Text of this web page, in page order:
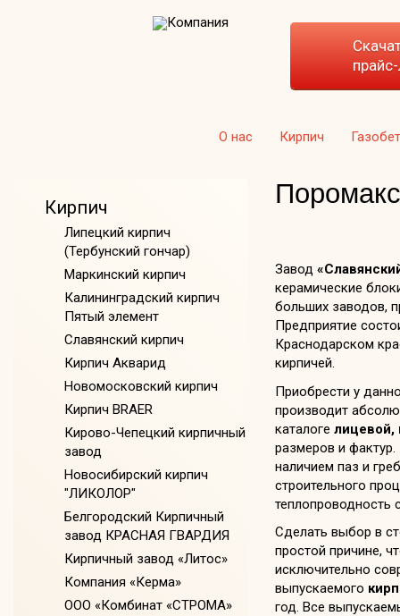
О нас Кирпич
Поромакс
Завод
керамические
больших заводов,
Предприятие
Краснодарском
кирпичей.
Приобрести у
производит
каталоге лицевой,
размеров и фактур.
наличием паз и
строительного
теплопроводность
Сделать выбор в
простой причине,
исключительно
выпускаемого
год. Все
Кирпич
Липецкий кирпич
(Тербунский гончар)
Маркинский кирпич
Калининградский кирпич
Пятый элемент
Славянский кирпич
Кирпич Акварид
Новомосковский кирпич
Кирпич BRAER
Кирово-Чепецкий кирпичный
завод
Новосибирский кирпич
"ЛИКОЛОР"
Белгородский Кирпичный
завод КРАСНАЯ ГВАРДИЯ
Кирпичный завод «Литос»
Компания «Керма»
ООО «Комбинат «СТРОМА»